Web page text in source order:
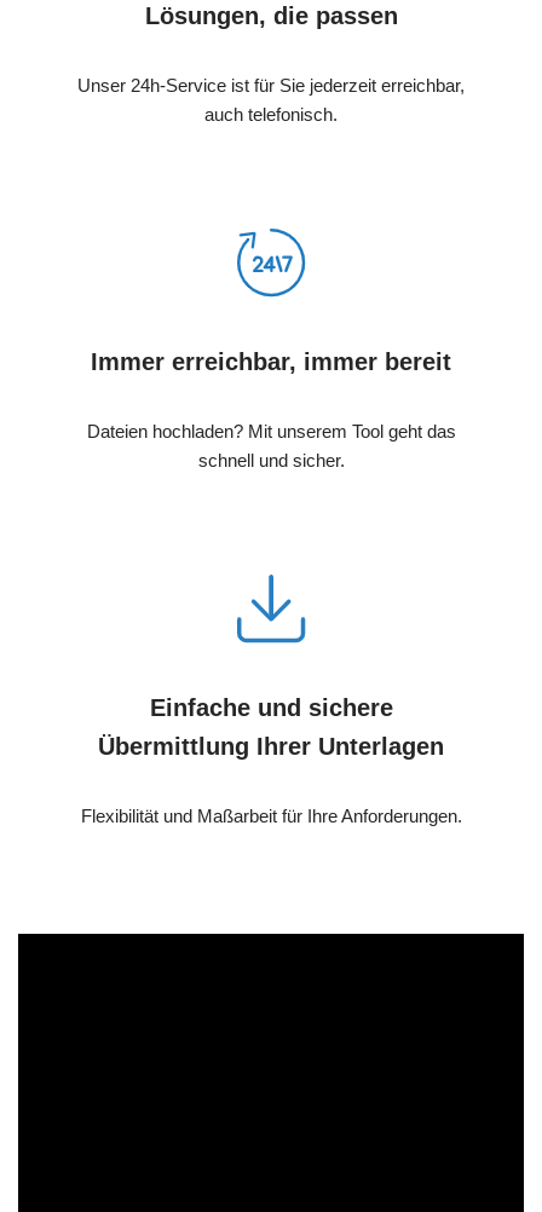
Lösungen, die passen
Unser 24h-Service ist für Sie jederzeit erreichbar,
auch telefonisch.
Immer erreichbar, immer bereit
Dateien hochladen? Mit unserem Tool geht das
schnell und sicher.
Einfache und sichere
Übermittlung Ihrer Unterlagen
Flexibilität und Maßarbeit für Ihre Anforderungen.